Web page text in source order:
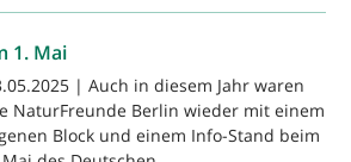
1. Mai
| Auch in diesem Jahr waren
NaturFreunde Berlin wieder mit einem
Block und einem Info-Stand beim